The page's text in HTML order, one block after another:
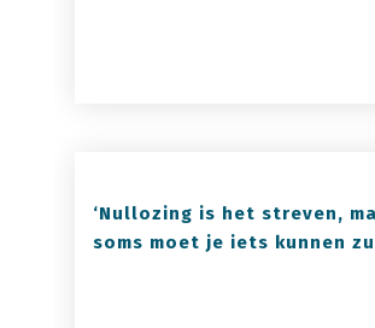
‘Nullozing is het streven,
soms moet je iets kunnen